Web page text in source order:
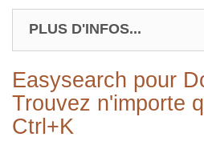
PLUS D'INFOS...
Easysearch pour
Trouvez n'importe
Ctrl+K